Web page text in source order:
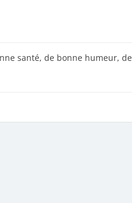
santé, de bonne humeur, de